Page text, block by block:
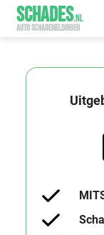
SCHADES.NL
AUTO SCHADEMELDINGEN